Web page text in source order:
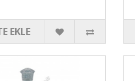
EKLE